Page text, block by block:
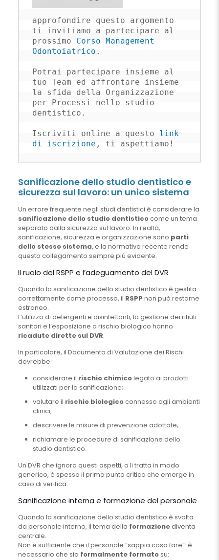
approfondire questo argomento
ti invitiamo a partecipare al
prossimo Corso Management
Odontoiatrico .
Potrai partecipare insieme al
tuo Team ed affrontare insieme
la sfida della Organizzazione
per Processi nello studio
dentistico.
Iscriviti online a questo link
di iscrizione , ti aspettiamo!
Sanificazione dello studio dentistico e
sicurezza sul lavoro: un unico sistema
Un errore frequente negli studi dentistici è considerare la
sanificazione dello studio dentisticocome un tema
separato dalla sicurezza sul lavoro. In realtà,
sanificazione, sicurezza e organizzazione sono parti
dello stesso sistema, e la normativa recente rende
questo collegamento sempre più evidente.
Il ruolo del RSPP e l’adeguamento del DVR
Quando la sanificazione dello studio dentistico è gestita
correttamente come processo, il RSPP non può restarne
estraneo.
L’utilizzo di detergenti e disinfettanti, la gestione dei rifiuti
sanitari e l’esposizione a rischio biologico hanno
ricadute dirette sul DVR.
In particolare, il Documento di Valutazione dei Rischi
dovrebbe:
considerare il rischio chimicolegato ai prodotti
utilizzati per la sanificazione;
valutare il rischio biologicoconnesso agli ambienti
clinici;
descrivere le misure di prevenzione adottate;
richiamare le procedure di sanificazione dello
studio dentistico.
Un DVR che ignora questi aspetti, o li tratta in modo
generico, è spesso il primo punto critico che emerge in
caso di verifica.
Sanificazione interna e formazione del personale
Quando la sanificazione dello studio dentistico è svolta
da personale interno, il tema della formazionediventa
centrale.
Non è sufficiente che il personale “sappia cosa fare”: è
necessario che sia formalmente formatosu: